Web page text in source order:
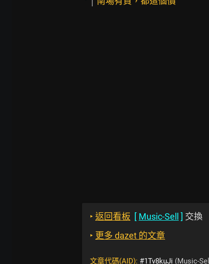
‣ 返回看板 [ Music-Sell ] 交換
‣ 更多 dazet 的文章
文章代碼(AID): #1Tv8kuJi (Music-